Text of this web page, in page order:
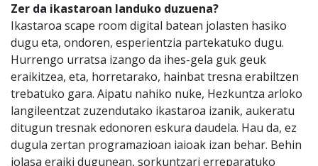
Zer da ikastaroan landuko duzuena?
Ikastaroa scape room digital batean jolasten hasiko
dugu eta, ondoren, esperientzia partekatuko dugu.
Hurrengo urratsa izango da ihes-gela guk geuk
eraikitzea, eta, horretarako, hainbat tresna erabiltzen
trebatuko gara. Aipatu nahiko nuke, Hezkuntza arloko
langileentzat zuzendutako ikastaroa izanik, aukeratu
ditugun tresnak edonoren eskura daudela. Hau da, ez
dugula zertan programazioan iaioak izan behar. Behin
jolasa eraiki dugunean, sorkuntzari erreparatuko